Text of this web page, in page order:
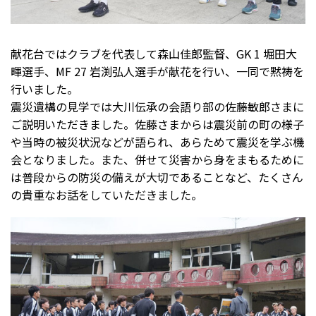
献花台ではクラブを代表して森山佳郎監督、GK 1 堀田大
暉選手、MF 27 岩渕弘人選手が献花を行い、一同で黙祷を
行いました。
震災遺構の見学では大川伝承の会語り部の佐藤敏郎さまに
ご説明いただきました。佐藤さまからは震災前の町の様子
や当時の被災状況などが語られ、あらためて震災を学ぶ機
会となりました。また、併せて災害から身をまもるために
は普段からの防災の備えが大切であることなど、たくさん
の貴重なお話をしていただきました。